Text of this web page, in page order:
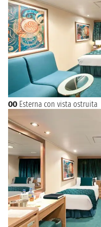
OO Esterna con vista ostruita